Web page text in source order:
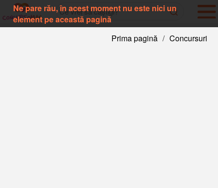
Prima pagină / Concursuri
Ne pare rău, în acest moment nu este nici un
element pe această pagină